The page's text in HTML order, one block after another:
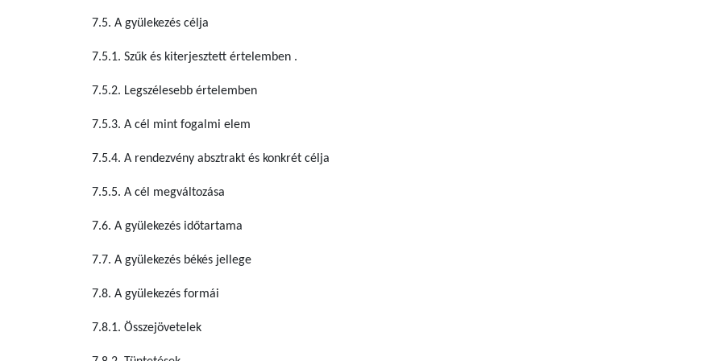
7.5. A gyülekezés célja
7.5.1. Szűk és kiterjesztett értelemben .
7.5.2. Legszélesebb értelemben
7.5.3. A cél mint fogalmi elem
7.5.4. A rendezvény absztrakt és konkrét célja
7.5.5. A cél megváltozása
7.6. A gyülekezés időtartama
7.7. A gyülekezés békés jellege
7.8. A gyülekezés formái
7.8.1. Összejövetelek